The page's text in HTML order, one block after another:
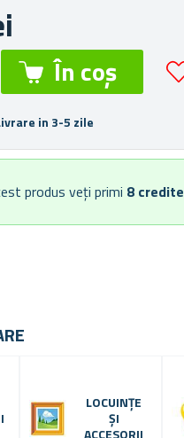
in 3-5 zile
produs veți primi 8 credite
LOCUINȚE
ȘI
ACCESORII